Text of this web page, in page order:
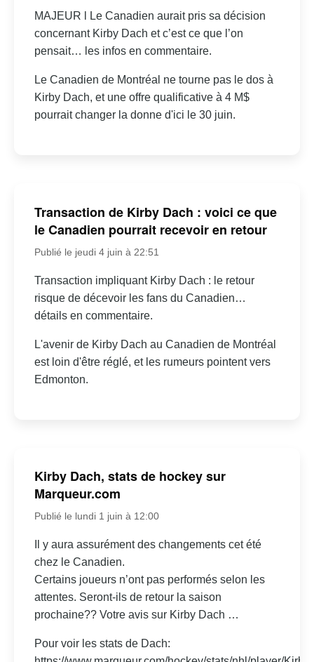
MAJEUR l Le Canadien aurait pris sa décision
concernant Kirby Dach et c’est ce que l’on
pensait… les infos en commentaire.
Le Canadien de Montréal ne tourne pas le dos à
Kirby Dach, et une offre qualificative à 4 M$
pourrait changer la donne d'ici le 30 juin.
Transaction de Kirby Dach : voici ce que
le Canadien pourrait recevoir en retour
Publié le jeudi 4 juin à 22:51
Transaction impliquant Kirby Dach : le retour
risque de décevoir les fans du Canadien…
détails en commentaire.
L'avenir de Kirby Dach au Canadien de Montréal
est loin d'être réglé, et les rumeurs pointent vers
Edmonton.
Kirby Dach, stats de hockey sur
Marqueur.com
Publié le lundi 1 juin à 12:00
Il y aura assurément des changements cet été
chez le Canadien.
Certains joueurs n’ont pas performés selon les
attentes. Seront-ils de retour la saison
prochaine?? Votre avis sur Kirby Dach …
Pour voir les stats de Dach: